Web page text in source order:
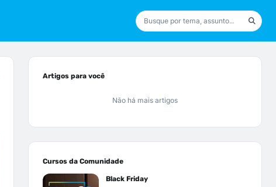
Artigos para você
Não há mais artigos
Cursos da Comunidade
Black Friday